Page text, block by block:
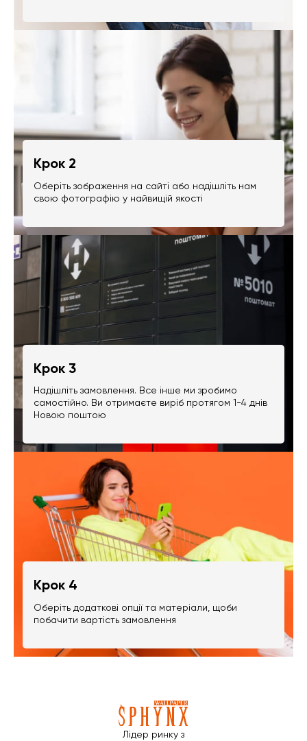
Крок 2
Оберіть зображення на сайті або надішліть нам
свою фотографію у найвищій якості
Крок 3
Надішліть замовлення. Все інше ми зробимо
самостійно. Ви отримаєте виріб протягом 1-4 днів
Новою поштою
Крок 4
Оберіть додаткові опції та матеріали, щоби
побачити вартість замовлення
Лідер ринку з